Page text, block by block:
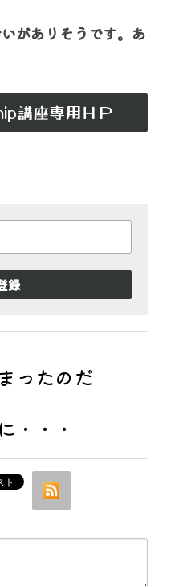
がありそうです。あ
講座専用ＨＰ
録
ったのだ
・・・